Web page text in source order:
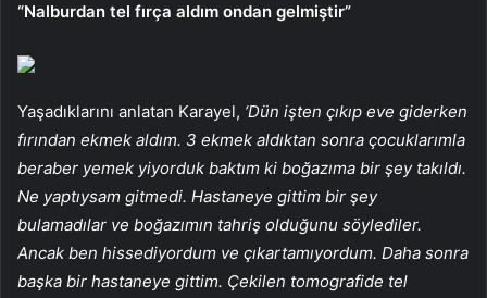
“Nalburdan tel fırça aldım ondan gelmiştir”
Yaşadıklarını anlatan Karayel, ‘Dün işten çıkıp eve giderken
fırından ekmek aldım. 3 ekmek aldıktan sonra çocuklarımla
beraber yemek yiyorduk baktım ki boğazıma bir şey takıldı.
Ne yaptıysam gitmedi. Hastaneye gittim bir şey
bulamadılar ve boğazımın tahriş olduğunu söylediler.
Ancak ben hissediyordum ve çıkartamıyordum. Daha sonra
başka bir hastaneye gittim. Çekilen tomografide tel